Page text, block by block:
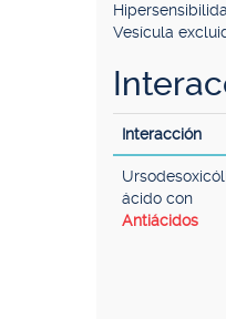
Vesícula
Interacción
ácido con
Antiácidos